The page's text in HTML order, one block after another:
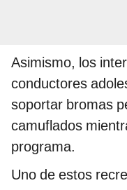
Asimismo, los
conductores
soportar bromas
camuflados
programa.
Uno de estos